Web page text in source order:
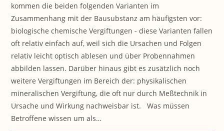
kommen die beiden folgenden Varianten im
Zusammenhang mit der Bausubstanz am häufigsten vor:
biologische chemische Vergiftungen - diese Varianten fallen
oft relativ einfach auf, weil sich die Ursachen und Folgen
relativ leicht optisch ablesen und über Probennahmen
abbilden lassen. Darüber hinaus gibt es zusätzlich noch
weitere Vergiftungen im Bereich der: physikalischen
mineralischen Vergiftung, die oft nur durch Meßtechnik in
Ursache und Wirkung nachweisbar ist. Was müssen
Betroffene wissen um als…